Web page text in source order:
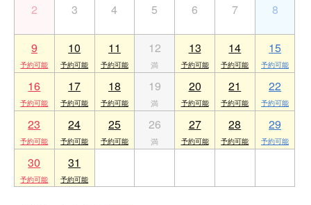
2 3 4 5 6 7 8
9 10 11 12 13 14 15
16 17 18 19 20 21 22
23 24 25 26 27 28 29
30 31